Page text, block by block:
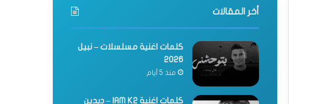
أخر المقالات
كلمات اغنية مسلسلات – نبيل
2026
منذ 5 أيام
كلمات اغنية IAM K2 – ديدين